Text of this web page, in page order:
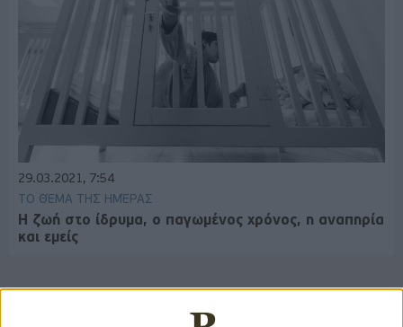
29.03.2021, 7:54
ΤΟ ΘΈΜΑ ΤΗΣ ΗΜΈΡΑΣ
Η ζωή στο ίδρυμα, ο παγωμένος χρόνος, η αναπηρία
και εμείς